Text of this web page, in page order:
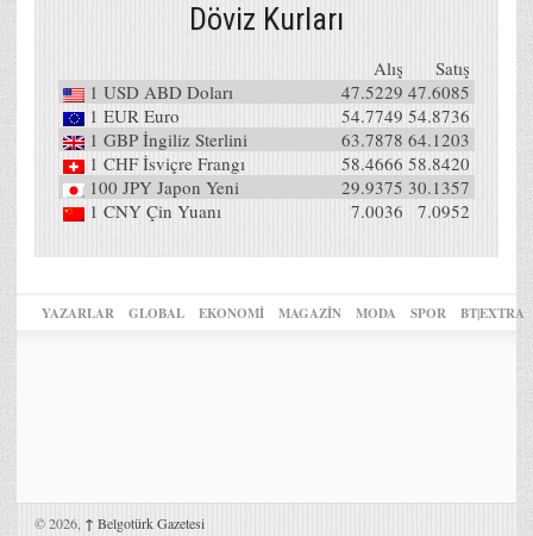
Döviz Kurları
Satış
Alış
1 USD ABD Doları 47.6085
47.5229
1 EUR Euro 54.8736
54.7749
1 GBP İngiliz Sterlini 64.1203
63.7878
1 CHF İsviçre Frangı 58.8420
58.4666
100 JPY Japon Yeni 30.1357
29.9375
1 CNY Çin Yuanı 7.0952
7.0036
YAZARLAR GLOBAL EKONOMİ MAGAZİN MODA SPOR BT|EXTRA
© 2026, ↑ Belgotürk Gazetesi